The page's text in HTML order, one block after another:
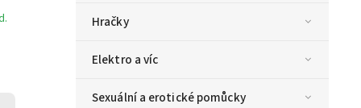
Hračky
Elektro a víc
Sexuální a erotické pomůcky